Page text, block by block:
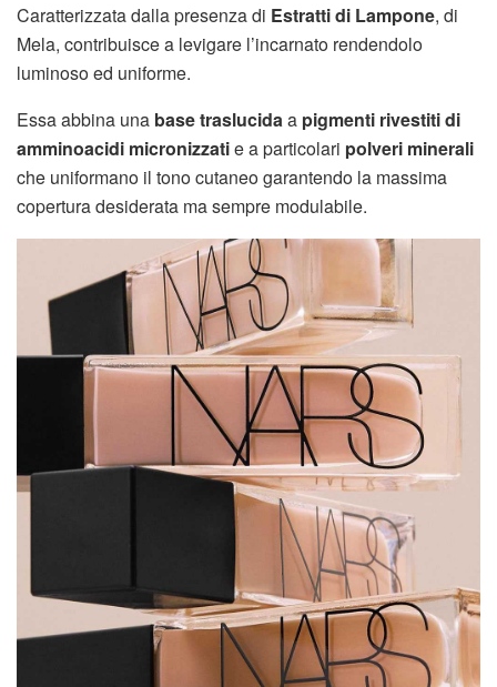
Caratterizzata dalla presenza di Estratti di Lampone, di
Mela, contribuisce a levigare l’incarnato rendendolo
luminoso ed uniforme.
Essa abbina una base traslucida a pigmenti rivestiti di
amminoacidi micronizzatie a particolari polveri minerali
che uniformano il tono cutaneo garantendo la massima
copertura desiderata ma sempre modulabile.